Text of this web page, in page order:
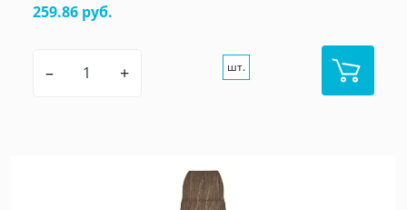
259.86 руб.
– + шт.